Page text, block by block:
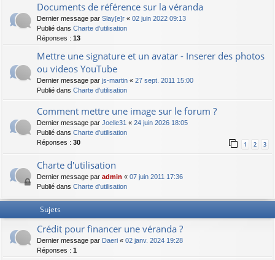
Documents de référence sur la véranda
Dernier message par Slay[e]r « 02 juin 2022 09:13
Publié dans Charte d'utilisation
Réponses : 13
Mettre une signature et un avatar - Inserer des photos
ou videos YouTube
Dernier message par js-martin « 27 sept. 2011 15:00
Publié dans Charte d'utilisation
Comment mettre une image sur le forum ?
Dernier message par Joelle31 « 24 juin 2026 18:05
Publié dans Charte d'utilisation
Réponses : 30 1 2 3
Charte d'utilisation
Dernier message par admin « 07 juin 2011 17:36
Publié dans Charte d'utilisation
Sujets
Crédit pour financer une véranda ?
Dernier message par Daeri « 02 janv. 2024 19:28
Réponses : 1